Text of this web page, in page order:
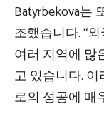
Batyrbekova는
조했습니다. “
여러 지역에 많
고 있습니다.
로의 성공에 매